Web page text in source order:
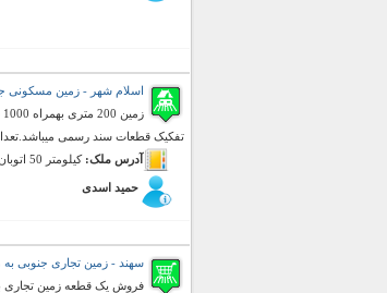
اسلام شهر - زمین مسکونی جنوبی به متراژ
تفکیک قطعات سند رسمی
آدرس ملک: کیلومتر 50 اتوبان تهران ساوه شهرک بزرگ میرداماد
حمید اسدی
سهند - زمین تجاری جنوبی به متراژ 40 متر
فروش یک قطعه زمین تجاری به متراژ 40 متر با